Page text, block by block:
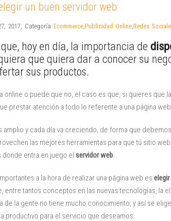
un buen servidor web
2017, Categoría Ecommerce,Publicidad Online,Redes
hoy en día, la importancia de
que quiera dar a conocer su
sus productos.
online o puede que no, el caso es que, si quieres
prestar atención a todo lo referente a una página
amplio y cada día va creciendo, de forma que
las mejores herramientas para que tú sitio
entra en juego el servidor web.
a la hora de realizar una página web es
entre tantos conceptos en las nuevas tecnologías, la
de la gente no tiene mucho conocimiento, y así se
productivo para el servicio que deseamos.